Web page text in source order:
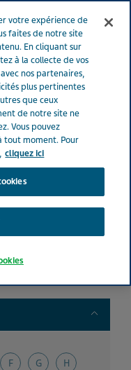
Menu
Toggle
F G H
votre expérience de
faites de notre site
En cliquant sur
à la collecte de vos
nos partenaires,
plus pertinentes
que ceux
de notre site ne
Vous pouvez
tout moment. Pour
cliquez ici